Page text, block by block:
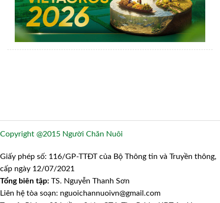
Copyright @2015 Người Chăn Nuôi
Giấy phép số: 116/GP-TTĐT của Bộ Thông tin và Truyền thông,
cấp ngày 12/07/2021
Tổng biên tập: TS. Nguyễn Thanh Sơn
Liên hệ tòa soạn: nguoichannuoivn@gmail.com